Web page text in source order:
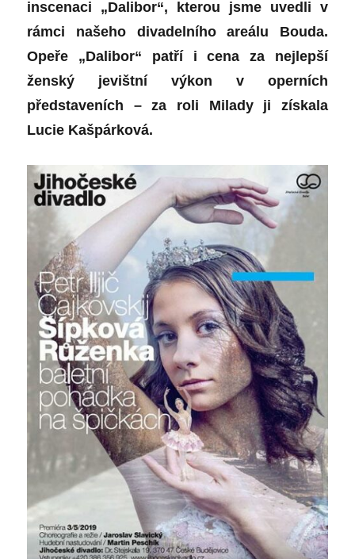
inscenaci „Dalibor“, kterou jsme uvedli v
rámci našeho divadelního areálu Bouda.
Opeře „Dalibor“ patří i cena za nejlepší
ženský jevištní výkon v operních
představeních – za roli Milady ji získala
Lucie Kašpárková.